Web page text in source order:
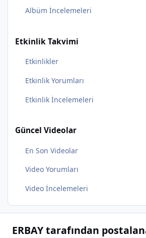
Albüm İncelemeleri
Etkinlik Takvimi
Etkinlikler
Etkinlik Yorumları
Etkinlik İncelemeleri
Güncel Videolar
En Son Videolar
Video Yorumları
Video İncelemeleri
ERBAY tarafından